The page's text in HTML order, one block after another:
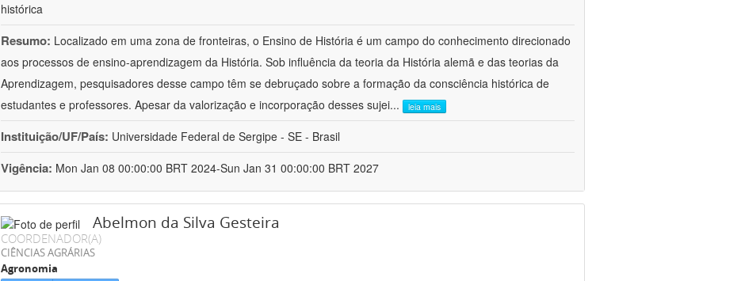
histórica
Resumo: Localizado em uma zona de fronteiras, o Ensino de História é um campo do conhecimento direcionado
aos processos de ensino-aprendizagem da História. Sob influência da teoria da História alemã e das teorias da
Aprendizagem, pesquisadores desse campo têm se debruçado sobre a formação da consciência histórica de
estudantes e professores. Apesar da valorização e incorporação desses sujei... leia mais
Instituição/UF/País: Universidade Federal de Sergipe - SE - Brasil
Vigência: Mon Jan 08 00:00:00 BRT 2024-Sun Jan 31 00:00:00 BRT 2027
Abelmon da Silva Gesteira
COORDENADOR(A)
CIÊNCIAS AGRÁRIAS
Agronomia